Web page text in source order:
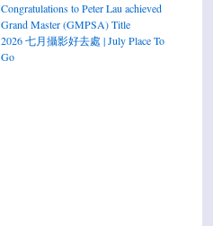
Congratulations to Peter Lau achieved
Grand Master (GMPSA) Title
2026 七月攝影好去處 | July Place To
Go